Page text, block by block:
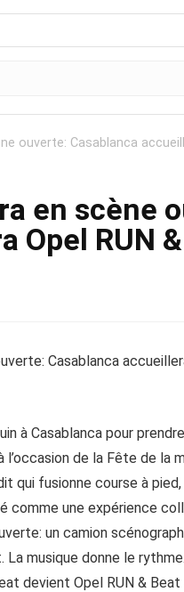
ouverte: Casablanca
en scène
Opel RUN
à Casablanca pour
de la Fête de la
qui fusionne course à
comme une expérience
un camion
musique donne le
devient Opel RUN &